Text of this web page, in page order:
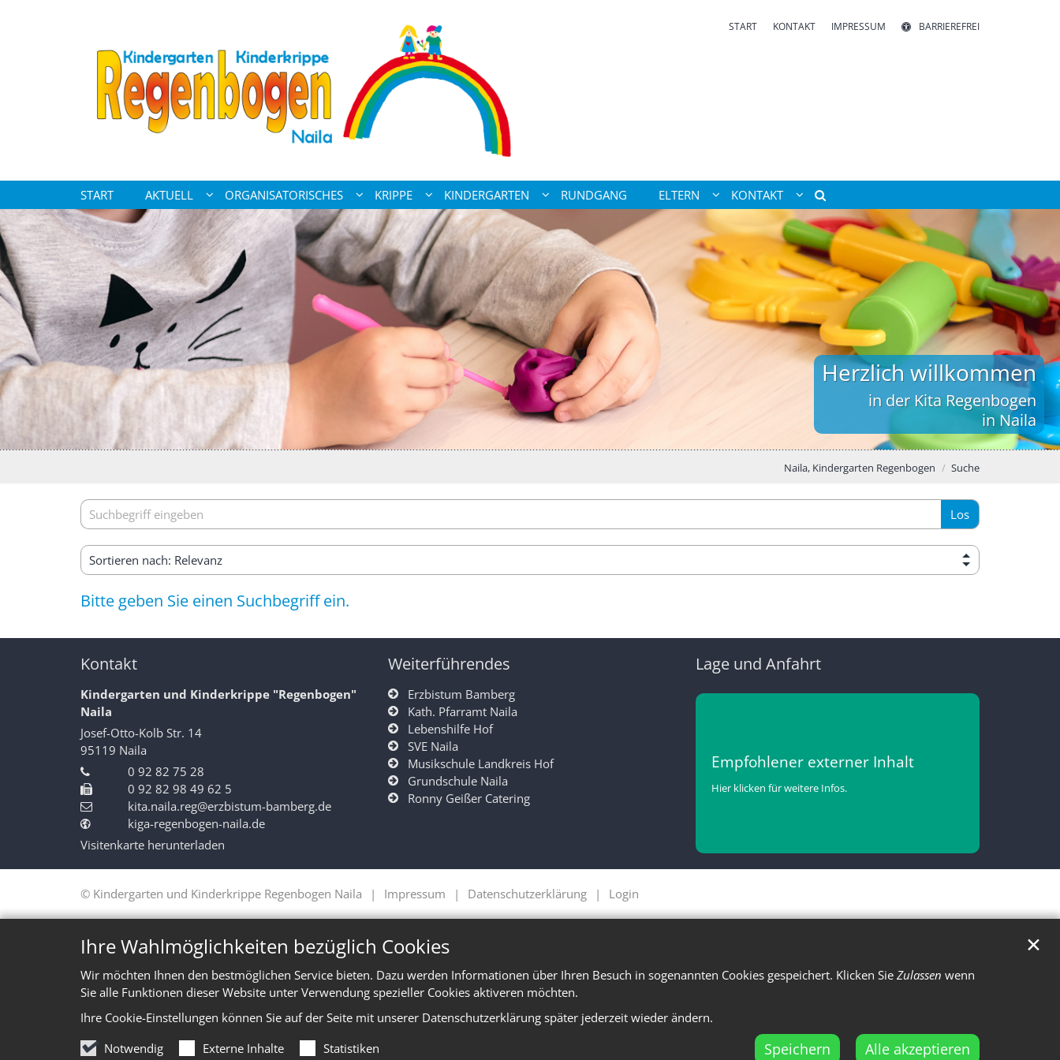
Ihre Wahlmöglichkeiten bezüglich Cookies
Wir möchten Ihnen den bestmöglichen Service bieten. Dazu werden Informationen über Ihren Besuch in sogenannten Cookies gespeichert. Klicken Sie Zulassen wenn
Sie alle Funktionen dieser Website unter Verwendung spezieller Cookies aktiveren möchten.
Ihre Cookie-Einstellungen können Sie auf der Seite mit unserer Datenschutzerklärung später jederzeit wieder ändern.
Notwendig
Externe Inhalte Statistiken Speichern Alle akzeptieren
✕
START KONTAKT IMPRESSUM BARRIEREFREI
START AKTUELL ORGANISATORISCHES KRIPPE KINDERGARTEN RUNDGANG ELTERN KONTAKT
Herzlich willkommen
in der Kita Regenbogen
in Naila
Naila, Kindergarten Regenbogen Suche
Suche Los
Bitte geben Sie einen Suchbegriff ein.
Kontakt
Kindergarten und Kinderkrippe "Regenbogen"
Naila
Josef-Otto-Kolb Str. 14
95119 Naila
0 92 82 75 28
0 92 82 98 49 62 5
kita.naila.reg@erzbistum-bamberg.de
kiga-regenbogen-naila.de
Visitenkarte herunterladen
Weiterführendes
Erzbistum Bamberg
Kath. Pfarramt Naila
Lebenshilfe Hof
SVE Naila
Musikschule Landkreis Hof
Grundschule Naila
Ronny Geißer Catering
Lage und Anfahrt
Empfohlener externer Inhalt
Hier klicken für weitere Infos.
© Kindergarten und Kinderkrippe Regenbogen Naila Impressum Datenschutzerklärung Login